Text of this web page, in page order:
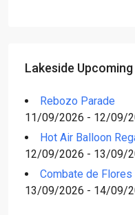
Lakeside
Rebozo Parade
11/09/2026 - 12/09/
Hot Air Balloon
12/09/2026 - 13/09/
Combate de Flores
13/09/2026 - 14/09/